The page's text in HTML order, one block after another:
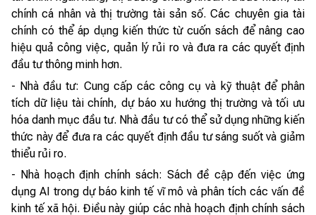
chính cá nhân và thị trường tài sản số. Các chuyên gia tài
chính có thể áp dụng kiến thức từ cuốn sách để nâng cao
hiệu quả công việc, quản lý rủi ro và đưa ra các quyết định
đầu tư thông minh hơn.
- Nhà đầu tư: Cung cấp các công cụ và kỹ thuật để phân
tích dữ liệu tài chính, dự báo xu hướng thị trường và tối ưu
hóa danh mục đầu tư. Nhà đầu tư có thể sử dụng những kiến
thức này để đưa ra các quyết định đầu tư sáng suốt và giảm
thiểu rủi ro.
- Nhà hoạch định chính sách: Sách đề cập đến việc ứng
dụng AI trong dự báo kinh tế vĩ mô và phân tích các vấn đề
kinh tế xã hội. Điều này giúp các nhà hoạch định chính sách